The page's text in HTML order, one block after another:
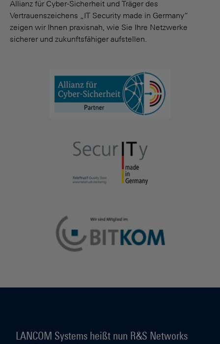
Allianz für Cyber-Sicherheit und Träger des
Vertrauenszeichens „IT Security made in Germany“
zeigen wir Ihnen praxisnah, wie Sie Ihre Netzwerke
sicherer und zukunftsfähiger aufstellen.
LANCOM Systems heißt nun R&S Networks